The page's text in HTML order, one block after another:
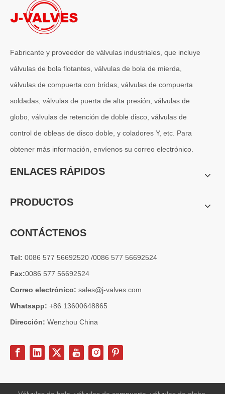
J-VALVES proporciona válvulas de mariposa de brida excéntrica
Fabricante y proveedor de válvulas industriales, que incluye
válvulas de bola flotantes, válvulas de bola de mierda,
válvulas de compuerta con bridas, válvulas de compuerta
soldadas, válvulas de puerta de alta presión, válvulas de
globo, válvulas de retención de doble disco, válvulas de
control de obleas de disco doble, y coladores Y, etc. Para
obtener más información, envíenos su correo electrónico.
ENLACES RÁPIDOS
PRODUCTOS
CONTÁCTENOS
Tel: 0086 577 56692520 /0086 577 56692524
Fax:0086 577 56692524
Correo electrónico: sales@j-valves.com
Whatsapp: +86 13600648865
Dirección: Wenzhou China